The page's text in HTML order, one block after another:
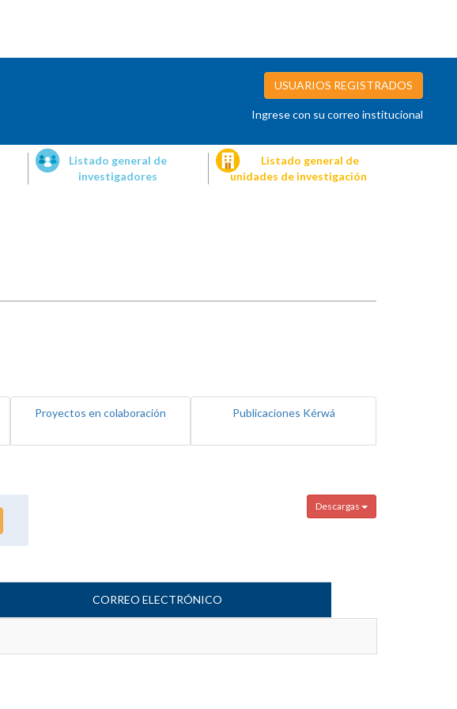
USUARIOS REGISTRADOS
Ingrese con su correo institucional
Listado general de
investigadores
Listado general de
unidades de investigación
Proyectos en colaboración Publicaciones Kérwá
Descargas
CORREO ELECTRÓNICO